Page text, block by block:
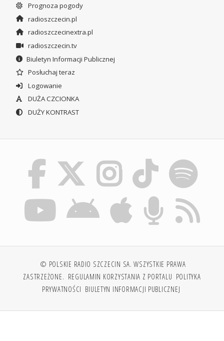
Prognoza pogody
radioszczecin.pl
radioszczecinextra.pl
radioszczecin.tv
Biuletyn Informacji Publicznej
Posłuchaj teraz
Logowanie
DUŻA CZCIONKA
DUŻY KONTRAST
© POLSKIE RADIO SZCZECIN SA. WSZYSTKIE PRAWA
ZASTRZEŻONE. REGULAMIN KORZYSTANIA Z PORTALU POLITYKA
PRYWATNOŚCI BIULETYN INFORMACJI PUBLICZNEJ